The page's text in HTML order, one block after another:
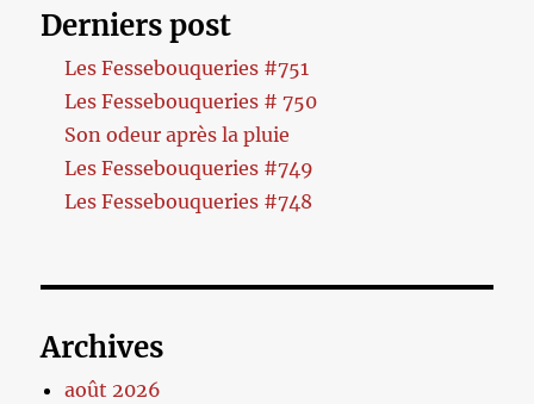
Derniers post
Les Fessebouqueries #751
Les Fessebouqueries # 750
Son odeur après la pluie
Les Fessebouqueries #749
Les Fessebouqueries #748
Archives
août 2026